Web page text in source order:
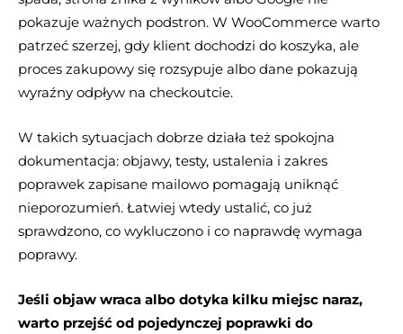
pokazuje ważnych podstron. W WooCommerce warto
patrzeć szerzej, gdy klient dochodzi do koszyka, ale
proces zakupowy się rozsypuje albo dane pokazują
wyraźny odpływ na checkoutcie.
W takich sytuacjach dobrze działa też spokojna
dokumentacja: objawy, testy, ustalenia i zakres
poprawek zapisane mailowo pomagają uniknąć
nieporozumień. Łatwiej wtedy ustalić, co już
sprawdzono, co wykluczono i co naprawdę wymaga
poprawy.
Jeśli objaw wraca albo dotyka kilku miejsc naraz,
warto przejść od pojedynczej poprawki do